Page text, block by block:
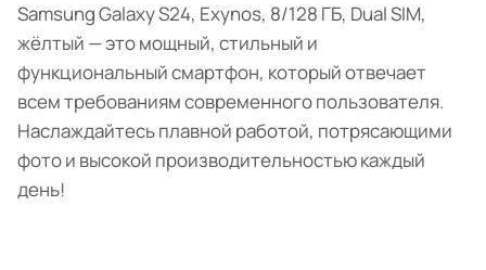
Samsung Galaxy S24, Exynos, 8/128 ГБ, Dual SIM,
жёлтый — это мощный, стильный и
функциональный смартфон, который отвечает
всем требованиям современного пользователя.
Наслаждайтесь плавной работой, потрясающими
фото и высокой производительностью каждый
день!